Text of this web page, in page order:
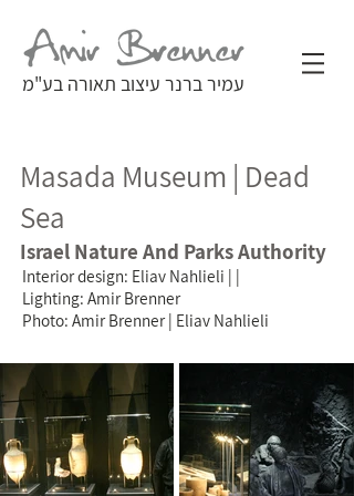
עמיר ברנר עיצוב תאורה בע"מ
Masada Museum | Dead
Sea
Israel Nature And Parks Authority
Interior design: Eliav Nahlieli | |
Lighting: Amir Brenner
Photo: Amir Brenner | Eliav Nahlieli